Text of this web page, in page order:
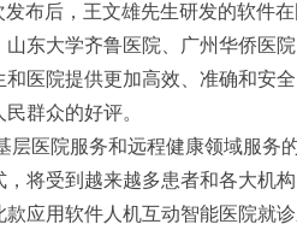
布后，王文雄先生研发的软件
东大学齐鲁医院、广州华侨医
和医院提供更加高效、准确和安
群众的好评。
层医院服务和远程健康领域服
将受到越来越多患者和各大机
款应用软件人机互动智能医院就